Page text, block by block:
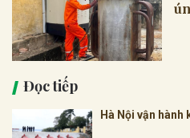
Đọc tiếp
Hà Nội vận